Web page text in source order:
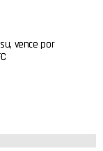
vence por